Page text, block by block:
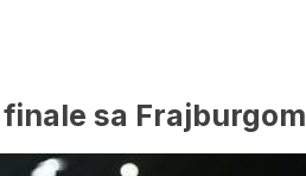
sa Frajburgom